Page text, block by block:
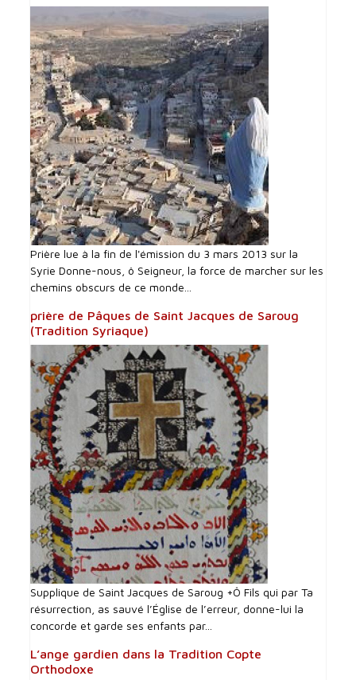
Prière lue à la fin de l'émission du 3 mars 2013 sur la
Syrie Donne-nous, ô Seigneur, la force de marcher sur les
chemins obscurs de ce monde...
prière de Pâques de Saint Jacques de Saroug
(Tradition Syriaque)
Supplique de Saint Jacques de Saroug +Ô Fils qui par Ta
résurrection, as sauvé l’Église de l’erreur, donne-lui la
concorde et garde ses enfants par...
L’ange gardien dans la Tradition Copte
Orthodoxe